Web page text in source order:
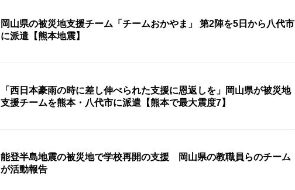
岡山県の被災地支援チーム「チームおかやま」 第2陣を5日から八代市
に派遣【熊本地震】
「西日本豪雨の時に差し伸べられた支援に恩返しを」岡山県が被災地
支援チームを熊本・八代市に派遣【熊本で最大震度7】
能登半島地震の被災地で学校再開の支援 岡山県の教職員らのチーム
が活動報告